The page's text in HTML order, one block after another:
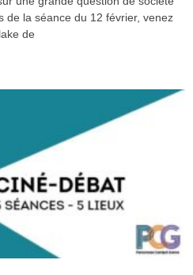
de la séance du 12 février, venez
de